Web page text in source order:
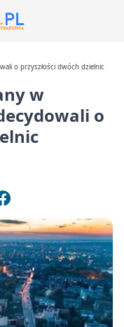
o przyszłości dwóch dzielnic
w
o